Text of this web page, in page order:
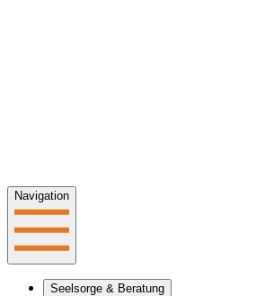
Navigation
Seelsorge & Beratung